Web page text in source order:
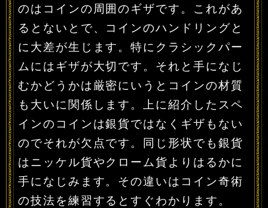
のはコインの周囲のギザです。これがあ
るとないとで、コインのハンドリングと
に大差が生じます。特にクラシックパー
ムにはギザが大切です。それと手になじ
むかどうかは厳密にいうとコインの材質
も大いに関係します。上に紹介したスペ
インのコインは銀貨ではなくギザもない
のでそれが欠点です。同じ形状でも銀貨
はニッケル貨やクローム貨よりはるかに
手になじみます。その違いはコイン奇術
の技法を練習するとすぐわかります。